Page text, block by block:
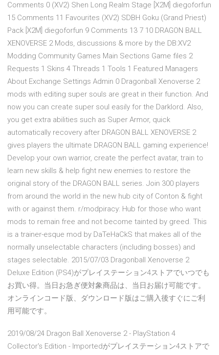
Comments 0 (XV2) Shen Long Realm Stage [X2M] diegoforfun
15 Comments 11 Favourites (XV2) SDBH Goku (Grand Priest)
Pack [X2M] diegoforfun 9 Comments 13 7 10 DRAGON BALL
XENOVERSE 2 Mods, discussions & more by the DB:XV2
Modding Community Games Main Sections Game files 2
Requests 1 Skins 4 Threads 1 Tools 1 Featured Managers
About Exchange Settings Admin 0 Dragonball Xenoverse 2
mods with editing super souls are great in their function. And
now you can create super soul easily for the Darklord. Also,
you get extra abilities such as Super Armor, quick
automatically recovery after DRAGON BALL XENOVERSE 2
gives players the ultimate DRAGON BALL gaming experience!
Develop your own warrior, create the perfect avatar, train to
learn new skills & help fight new enemies to restore the
original story of the DRAGON BALL series. Join 300 players
from around the world in the new hub city of Conton & fight
with or against them. r/modpiracy: Hub for those who want
mods to remain free and not become tainted by greed. This
is a trainer-esque mod by DaTeHaCkS that makes all of the
normally unselectable characters (including bosses) and
stages selectable. 2015/07/03 Dragonball Xenoverse 2
Deluxe Edition (PS4)がプレイステーション4ストアでいつでも
お買い得。当日お急ぎ便対象商品は、当日お届け可能です。
オンラインコード版、ダウンロード版はご購入後すぐにご利
用可能です。
2019/08/24 Dragon Ball Xenoverse 2 - PlayStation 4
Collector's Edition - Importedがプレイステーション4ストアで